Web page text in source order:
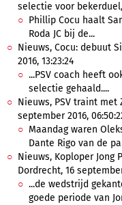
selectie voor bekerduel,
Phillip Cocu haalt
Roda JC bij de...
Nieuws, Cocu: debuut
2016, 13:23:24
...PSV coach heeft
selectie gehaald....
Nieuws, PSV traint met
september 2016,
Maandag waren
Dante Rigo van de
Nieuws, Koploper Jong
Dordrecht, 16
...de wedstrijd
goede periode van